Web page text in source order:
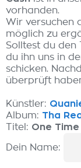
vorhanden.
Wir versuchen
möglich zu
Solltest du den
du ihn uns in
schicken.
überprüft
Künstler:
Album: Tha
Titel: One Time
Dein Name: